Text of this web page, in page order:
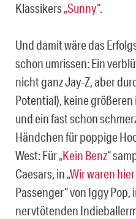
Klassikers„Sunny“.
Und damit wäre das
schon umrissen: Ein
nicht ganz Jay-Z, aber
Potential), keine
und ein fast schon
Händchen für poppige
West: Für„Kein Benz“
Caesars, in „Wir waren hier
Passenger“ von Iggy Pop,
nervtötenden